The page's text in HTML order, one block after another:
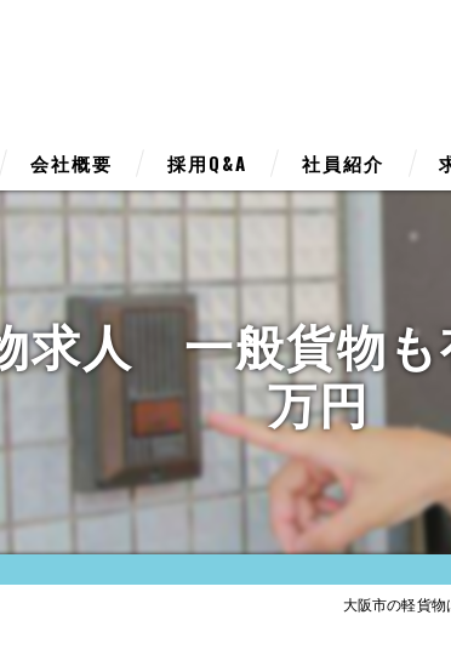
会社概要
ビジョン
事業案内
採用Q&A 社員紹介
求人 一般貨物
万円
大阪市の軽貨物